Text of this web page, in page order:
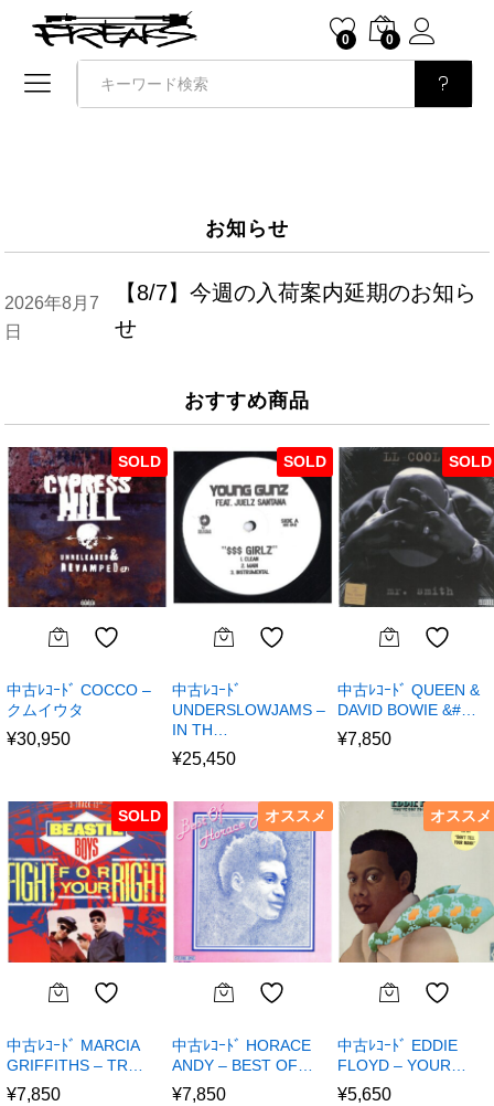
0 0
お知らせ
【8/7】今週の入荷案内延期のお知ら
せ
2026年8月7
日
おすすめ商品
SOLD
中古ﾚｺｰﾄﾞ COCCO –
クムイウタ
¥30,950
SOLD
中古ﾚｺｰﾄﾞ
UNDERSLOWJAMS –
IN TH…
¥25,450
SOLD
中古ﾚｺｰﾄﾞ QUEEN &
DAVID BOWIE &#…
¥7,850
SOLD
中古ﾚｺｰﾄﾞ MARCIA
GRIFFITHS – TR…
¥7,850
オススメ
中古ﾚｺｰﾄﾞ HORACE
ANDY – BEST OF…
¥7,850
オススメ
中古ﾚｺｰﾄﾞ EDDIE
FLOYD – YOUR…
¥5,650